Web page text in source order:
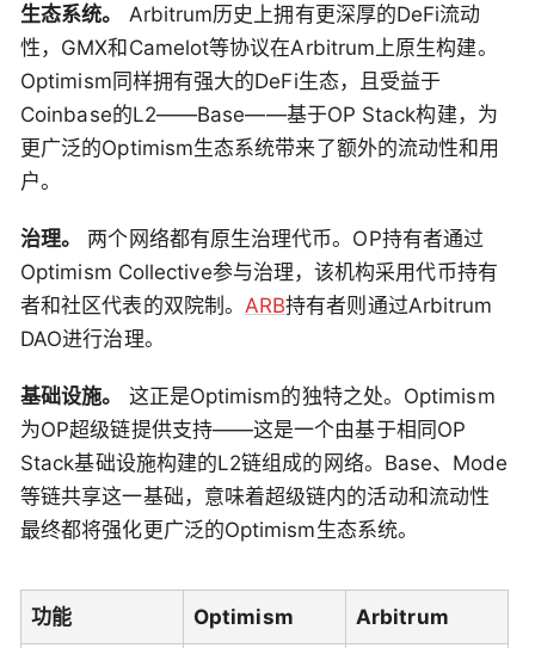
生态系统。
Arbitrum历史上拥有更深厚的DeFi流动
性，GMX和Camelot等协议在Arbitrum上原生构建。
Optimism同样拥有强大的DeFi生态，且受益于
Coinbase的L2——Base——基于OP Stack构建，为
更广泛的Optimism生态系统带来了额外的流动性和用
户。
治理。
两个网络都有原生治理代币。OP持有者通过
Optimism Collective参与治理，该机构采用代币持有
者和社区代表的双院制。 ARB持有者则通过Arbitrum
DAO进行治理。
基础设施。
这正是Optimism的独特之处。Optimism
为OP超级链提供支持——这是一个由基于相同OP
Stack基础设施构建的L2链组成的网络。Base、Mode
等链共享这一基础，意味着超级链内的活动和流动性
最终都将强化更广泛的Optimism生态系统。
功能 Optimism Arbitrum